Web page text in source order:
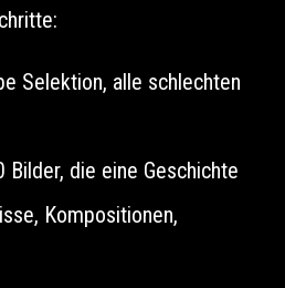
Selektion, alle schlechten
Bilder, die eine Geschichte
Kompositionen,